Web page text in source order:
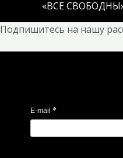
«ВСЕ
Подпишитесь на нашу
E-mail *